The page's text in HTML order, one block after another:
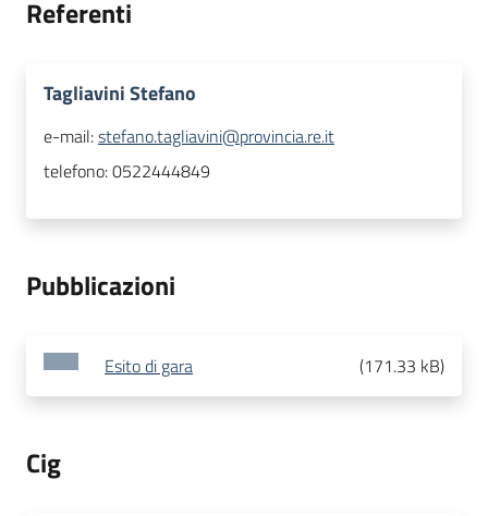
Referenti
Tagliavini Stefano
e-mail:stefano.tagliavini@provincia.re.it
telefono:0522444849
Pubblicazioni
Esito di gara (171.33 kB)
Cig